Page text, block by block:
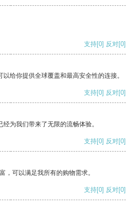
支持[0] 反对[0]
给你提供全球覆盖和最高安全性的连接。
支持[0] 反对[0]
为我们带来了无限的流畅体验。
支持[0] 反对[0]
，可以满足我所有的购物需求。
支持[0] 反对[0]